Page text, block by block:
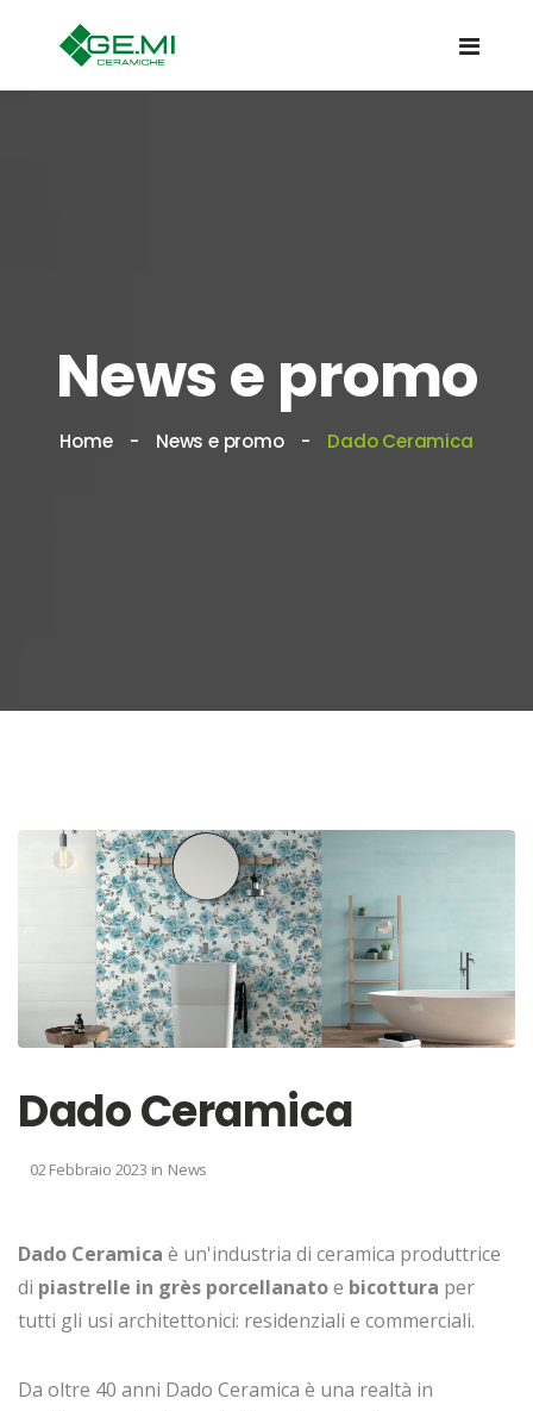
News e promo
Home News e promo Dado Ceramica
Dado Ceramica
02 Febbraio 2023 in News
Dado Ceramica è un'industria di ceramica produttrice
di piastrelle in grès porcellanatoe bicottura per
tutti gli usi architettonici: residenziali e commerciali.
Da oltre 40 anni Dado Ceramica è una realtà in